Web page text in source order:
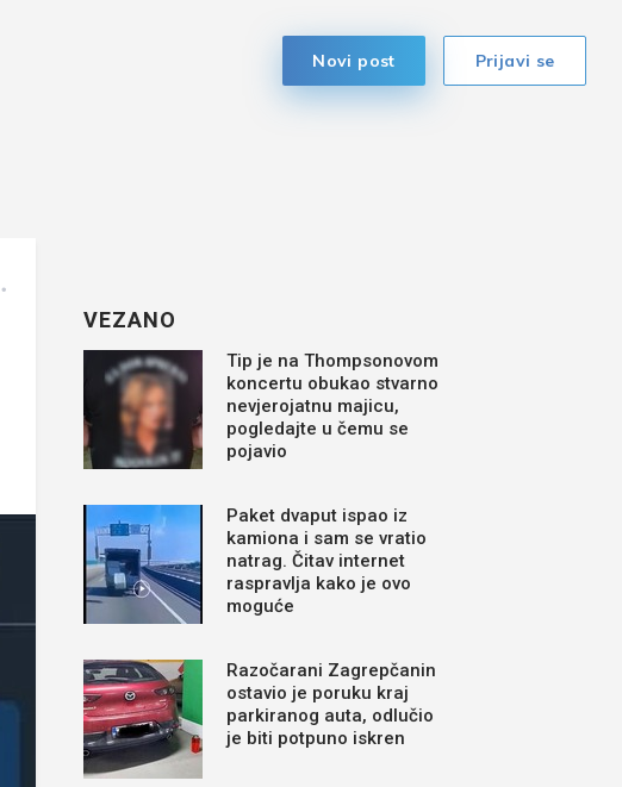
Prijavi se
Novi post
VEZANO
Tip je na Thompsonovom
koncertu obukao stvarno
nevjerojatnu majicu,
pogledajte u čemu se
pojavio
Paket dvaput ispao iz
kamiona i sam se vratio
natrag. Čitav internet
raspravlja kako je ovo
moguće
Razočarani Zagrepčanin
ostavio je poruku kraj
parkiranog auta, odlučio
je biti potpuno iskren